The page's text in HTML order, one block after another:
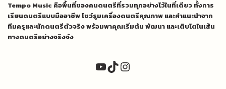
Tempo Music คือพื้นที่ของคนดนตรีที่รวมทุกอย่างไว้ในที่เดียว ทั้งการ
เรียนดนตรีแบบมืออาชีพ โชว์รูมเครื่องดนตรีคุณภาพ และคำแนะนำจาก
ทีมครูและนักดนตรีตัวจริง พร้อมพาคุณเริ่มต้น พัฒนา และเติบโตในเส้น
ทางดนตรีอย่างจริงจัง
YouTube
TikTok
Instagram